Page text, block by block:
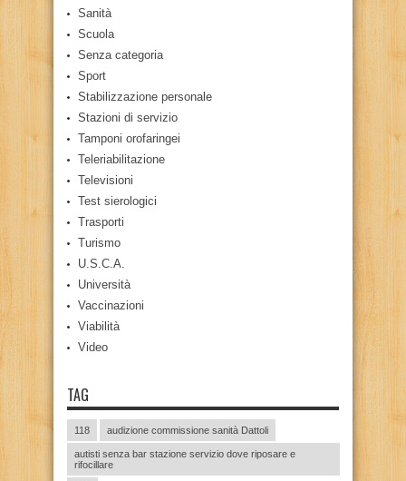
Sanità
Scuola
Senza categoria
Sport
Stabilizzazione personale
Stazioni di servizio
Tamponi orofaringei
Teleriabilitazione
Televisioni
Test sierologici
Trasporti
Turismo
U.S.C.A.
Università
Vaccinazioni
Viabilità
Video
TAG
118 audizione commissione sanità Dattoli
autisti senza bar stazione servizio dove riposare e
rifocillare